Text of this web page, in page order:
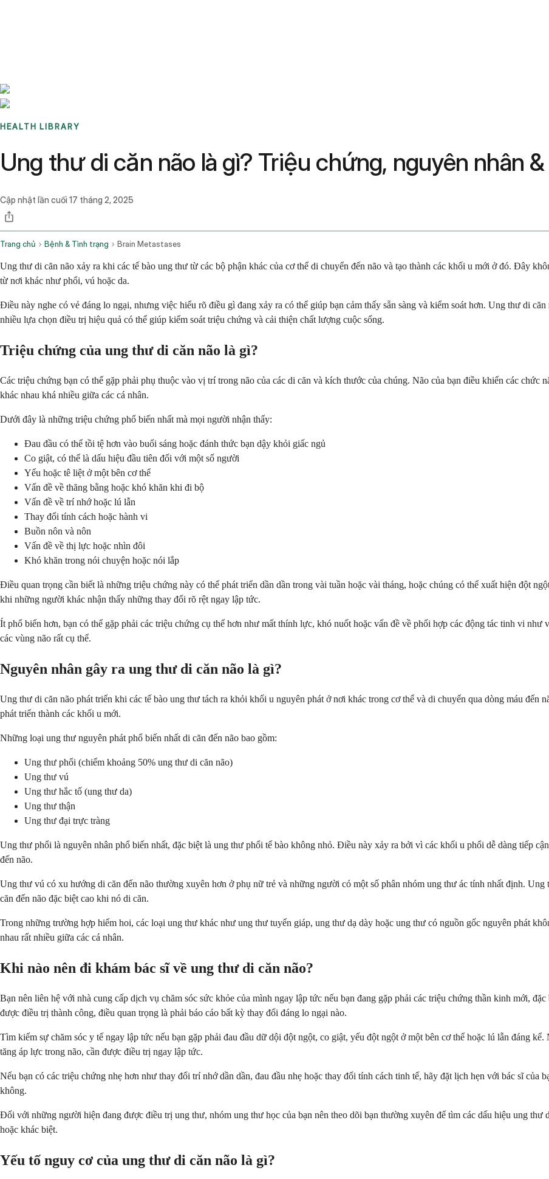
HEALTH LIBRARY
Ung thư di căn não là gì? Triệu chứng, nguyên nhân
Cập nhật lần cuối 17 tháng 2, 2025
Trang chủ Bệnh & Tình trạng Brain Metastases
Ung thư di căn não xảy ra khi các tế bào ung thư từ các bộ phận khác của cơ thể di chuyển đến não và tạo thành các khối u mới ở đó. Đây
từ nơi khác như phổi, vú hoặc da.
Điều này nghe có vẻ đáng lo ngại, nhưng việc hiểu rõ điều gì đang xảy ra có thể giúp bạn cảm thấy sẵn sàng và kiểm soát hơn. Ung thư di
nhiều lựa chọn điều trị hiệu quả có thể giúp kiểm soát triệu chứng và cải thiện chất lượng cuộc sống.
Triệu chứng của ung thư di căn não là gì?
Các triệu chứng bạn có thể gặp phải phụ thuộc vào vị trí trong não của các di căn và kích thước của chúng. Não của bạn điều khiển các chức
khác nhau khá nhiều giữa các cá nhân.
Dưới đây là những triệu chứng phổ biến nhất mà mọi người nhận thấy:
Đau đầu có thể tồi tệ hơn vào buổi sáng hoặc đánh thức bạn dậy khỏi giấc ngủ
Co giật, có thể là dấu hiệu đầu tiên đối với một số người
Yếu hoặc tê liệt ở một bên cơ thể
Vấn đề về thăng bằng hoặc khó khăn khi đi bộ
Vấn đề về trí nhớ hoặc lú lẫn
Thay đổi tính cách hoặc hành vi
Buồn nôn và nôn
Vấn đề về thị lực hoặc nhìn đôi
Khó khăn trong nói chuyện hoặc nói lắp
Điều quan trọng cần biết là những triệu chứng này có thể phát triển dần dần trong vài tuần hoặc vài tháng, hoặc chúng có thể xuất hiện đột
khi những người khác nhận thấy những thay đổi rõ rệt ngay lập tức.
Ít phổ biến hơn, bạn có thể gặp phải các triệu chứng cụ thể hơn như mất thính lực, khó nuốt hoặc vấn đề về phối hợp các động tác tinh vi
các vùng não rất cụ thể.
Nguyên nhân gây ra ung thư di căn não là gì?
Ung thư di căn não phát triển khi các tế bào ung thư tách ra khỏi khối u nguyên phát ở nơi khác trong cơ thể và di chuyển qua dòng máu đến
phát triển thành các khối u mới.
Những loại ung thư nguyên phát phổ biến nhất di căn đến não bao gồm:
Ung thư phổi (chiếm khoảng 50% ung thư di căn não)
Ung thư vú
Ung thư hắc tố (ung thư da)
Ung thư thận
Ung thư đại trực tràng
Ung thư phổi là nguyên nhân phổ biến nhất, đặc biệt là ung thư phổi tế bào không nhỏ. Điều này xảy ra bởi vì các khối u phổi dễ dàng tiếp
đến não.
Ung thư vú có xu hướng di căn đến não thường xuyên hơn ở phụ nữ trẻ và những người có một số phân nhóm ung thư ác tính nhất định.
căn đến não đặc biệt cao khi nó di căn.
Trong những trường hợp hiếm hoi, các loại ung thư khác như ung thư tuyến giáp, ung thư dạ dày hoặc ung thư có nguồn gốc nguyên phát
nhau rất nhiều giữa các cá nhân.
Khi nào nên đi khám bác sĩ về ung thư di căn não?
Bạn nên liên hệ với nhà cung cấp dịch vụ chăm sóc sức khỏe của mình ngay lập tức nếu bạn đang gặp phải các triệu chứng thần kinh mới,
được điều trị thành công, điều quan trọng là phải báo cáo bất kỳ thay đổi đáng lo ngại nào.
Tìm kiếm sự chăm sóc y tế ngay lập tức nếu bạn gặp phải đau đầu dữ dội đột ngột, co giật, yếu đột ngột ở một bên cơ thể hoặc lú lẫn đáng
tăng áp lực trong não, cần được điều trị ngay lập tức.
Nếu bạn có các triệu chứng nhẹ hơn như thay đổi trí nhớ dần dần, đau đầu nhẹ hoặc thay đổi tính cách tinh tế, hãy đặt lịch hẹn với bác sĩ
không.
Đối với những người hiện đang được điều trị ung thư, nhóm ung thư học của bạn nên theo dõi bạn thường xuyên để tìm các dấu hiệu ung thư
hoặc khác biệt.
Yếu tố nguy cơ của ung thư di căn não là gì?